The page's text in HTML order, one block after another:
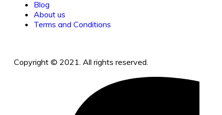
Blog
About us
Terms and Conditions
Copyright © 2021. All rights reserved.